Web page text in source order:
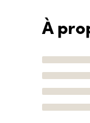
À